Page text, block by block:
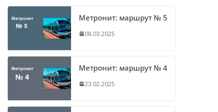
Метронит: маршрут № 5
08.03.2025
Метронит: маршрут № 4
23.02.2025